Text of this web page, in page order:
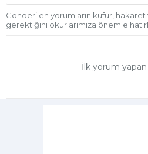
Gönderilen yorumların küfür,
gerektiğini okurlarımıza önemle
İlk yorum yapan